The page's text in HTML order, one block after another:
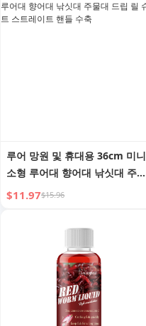
루어 망원 및 휴대용 36cm 미니
소형 루어대 향어대 낚싯대 주물
대 드립 릴 슈트 스트레이트 핸
$11.97$15.96